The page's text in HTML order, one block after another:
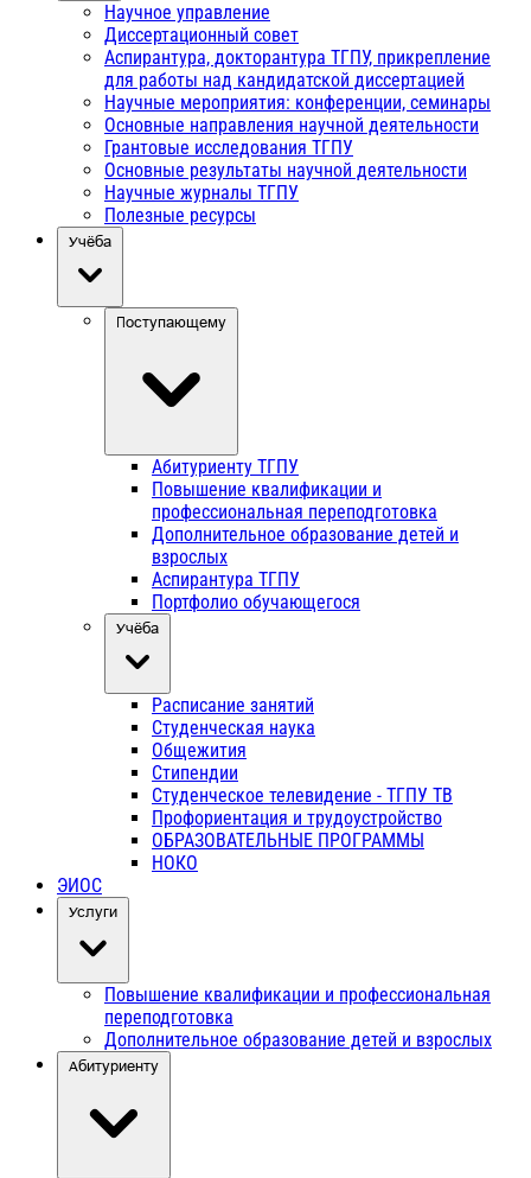
Научное управление
Диссертационный совет
Аспирантура, докторантура ТГПУ, прикрепление
для работы над кандидатской диссертацией
Научные мероприятия: конференции, семинары
Основные направления научной деятельности
Грантовые исследования ТГПУ
Основные результаты научной деятельности
Научные журналы ТГПУ
Полезные ресурсы
Учёба
Поступающему
Абитуриенту ТГПУ
Повышение квалификации и
профессиональная переподготовка
Дополнительное образование детей и
взрослых
Аспирантура ТГПУ
Портфолио обучающегося
Учёба
Расписание занятий
Студенческая наука
Общежития
Стипендии
Студенческое телевидение - ТГПУ ТВ
Профориентация и трудоустройство
ОБРАЗОВАТЕЛЬНЫЕ ПРОГРАММЫ
НОКО
ЭИОС
Услуги
Повышение квалификации и профессиональная
переподготовка
Дополнительное образование детей и взрослых
Абитуриенту